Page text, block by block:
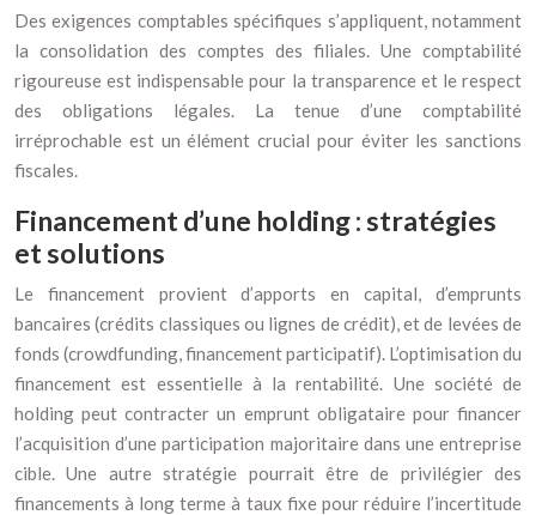
Des exigences comptables spécifiques s’appliquent, notamment
la consolidation des comptes des filiales. Une comptabilité
rigoureuse est indispensable pour la transparence et le respect
des obligations légales. La tenue d’une comptabilité
irréprochable est un élément crucial pour éviter les sanctions
fiscales.
Financement d’une holding : stratégies
et solutions
Le financement provient d’apports en capital, d’emprunts
bancaires (crédits classiques ou lignes de crédit), et de levées de
fonds (crowdfunding, financement participatif). L’optimisation du
financement est essentielle à la rentabilité. Une société de
holding peut contracter un emprunt obligataire pour financer
l’acquisition d’une participation majoritaire dans une entreprise
cible. Une autre stratégie pourrait être de privilégier des
financements à long terme à taux fixe pour réduire l’incertitude